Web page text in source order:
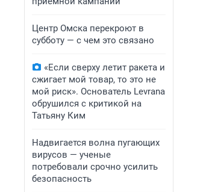
Центр Омска перекроют в
субботу — с чем это связано
«Если сверху летит ракета и
сжигает мой товар, то это не
мой риск». Основатель Levrana
обрушился с критикой на
Татьяну Ким
Надвигается волна пугающих
вирусов — ученые
потребовали срочно усилить
безопасность